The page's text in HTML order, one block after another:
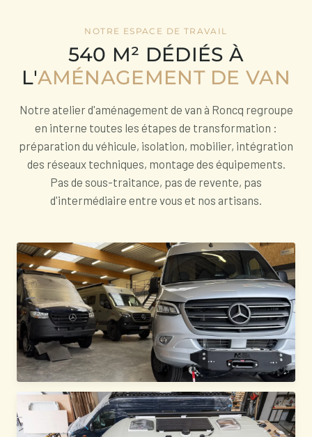
NOTRE ESPACE DE TRAVAIL
540 M² DÉDIÉS À
L'AMÉNAGEMENT DE VAN
Notre atelier d'aménagement de van à Roncq regroupe
en interne toutes les étapes de transformation :
préparation du véhicule, isolation, mobilier, intégration
des réseaux techniques, montage des équipements.
Pas de sous-traitance, pas de revente, pas
d'intermédiaire entre vous et nos artisans.